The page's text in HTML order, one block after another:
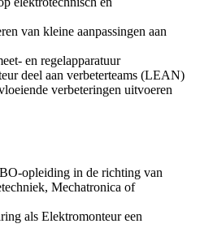
van kleine aanpassingen aan
en regelapparatuur
deel aan verbeterteams (LEAN)
verbeteringen uitvoeren
opleiding in de richting van
Mechatronica of
als Elektromonteur een